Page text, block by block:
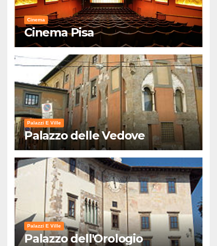
Cinema
Cinema Pisa
Palazzi E Ville
Palazzo delle Vedove
Palazzi E Ville
Palazzo dell'Orologio